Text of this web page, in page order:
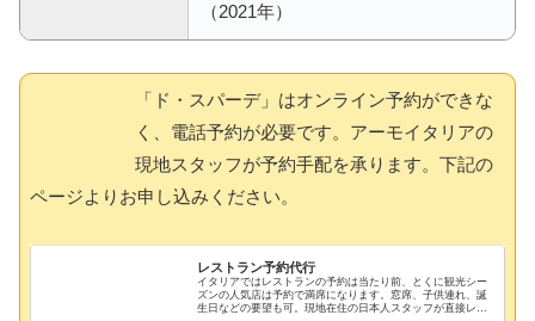
（2021年）
「ド・スパーデ」はオンライン予約ができな
く、電話予約が必要です。アーモイタリアの
現地スタッフが予約手配を承ります。下記の
ページよりお申し込みください。
レストラン予約代行
イタリアではレストランの予約は当たり前、とくに観光シー
ズンの人気店は予約で満席になります。窓席、子供連れ、誕
生日などの要望も可。現地在住の日本人スタッフが直接レス